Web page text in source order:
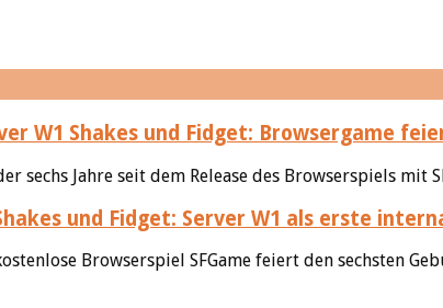
Shakes und Fidget: Browsergame
sechs Jahre seit dem Release des Browserspiels mit
und Fidget: Server W1 als erste
Browserspiel SFGame feiert den sechsten